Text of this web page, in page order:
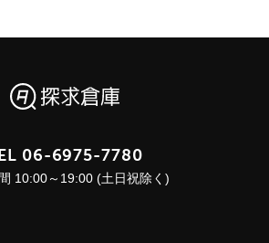
06-6975-7780
10:00～19:00 (土日祝除く)